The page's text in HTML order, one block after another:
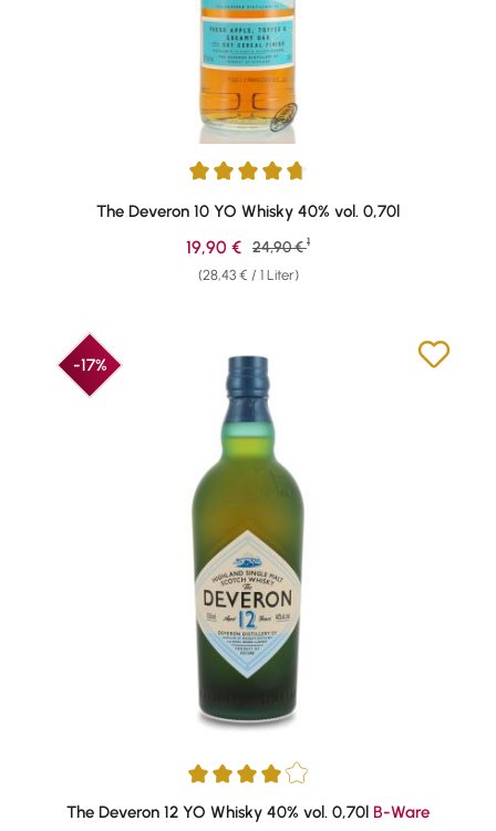
Durchschnittliche Bewertung von 4.74 von 5 Sternen
The Deveron 10 YO Whisky 40% vol. 0,70l
(28,43 € / 1 Liter)
Verkaufspreis:
19,90 € Regulärer Preis:
24,90 € 1
-17%
Durchschnittliche Bewertung von 4 von 5 Sternen
The Deveron 12 YO Whisky 40% vol. 0,70l B-Ware